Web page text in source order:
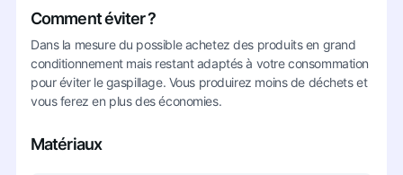
Comment éviter ?
Dans la mesure du possible achetez des produits en grand
conditionnement mais restant adaptés à votre consommation
pour éviter le gaspillage. Vous produirez moins de déchets et
vous ferez en plus des économies.
Matériaux